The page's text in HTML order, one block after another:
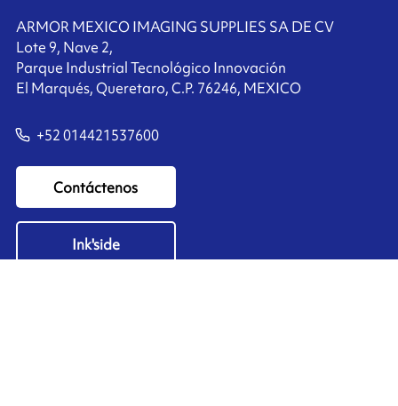
ARMOR MEXICO IMAGING SUPPLIES SA DE CV
Lote 9, Nave 2,
Parque Industrial Tecnológico Innovación
El Marqués, Queretaro, C.P. 76246, MEXICO
+52 014421537600
Contáctenos
Ink'side